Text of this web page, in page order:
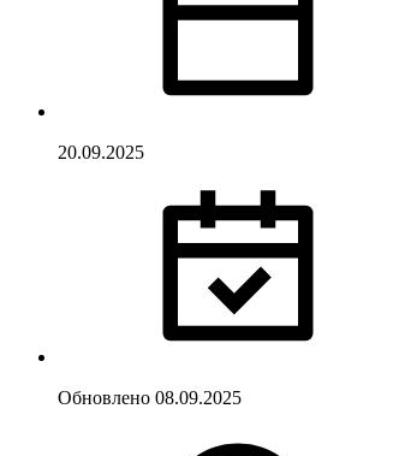
20.09.2025
Обновлено 08.09.2025